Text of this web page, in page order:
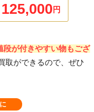
125,000 円
段が付きやすい物もござ
取ができるので、ぜひ